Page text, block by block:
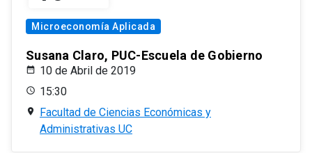
Microeconomía Aplicada
Susana Claro, PUC-Escuela de Gobierno
10 de Abril de 2019
15:30
Facultad de Ciencias Económicas y
Administrativas UC